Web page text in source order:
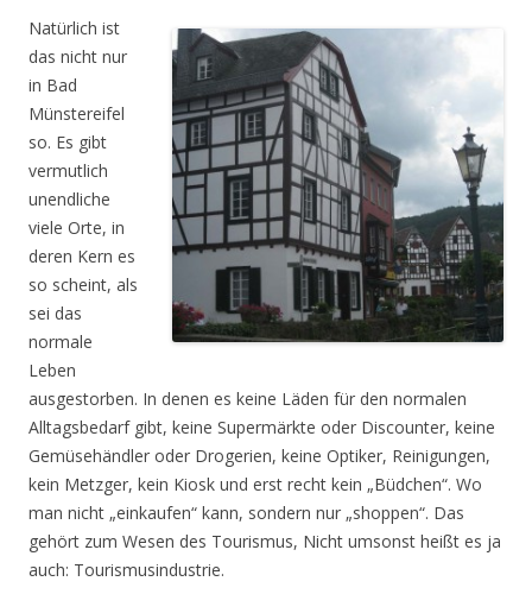
Natürlich ist
das nicht nur
in Bad
Münstereifel
so. Es gibt
vermutlich
unendliche
viele Orte, in
deren Kern es
so scheint, als
sei das
normale
Leben
ausgestorben. In denen es keine Läden für den normalen
Alltagsbedarf gibt, keine Supermärkte oder Discounter, keine
Gemüsehändler oder Drogerien, keine Optiker, Reinigungen,
kein Metzger, kein Kiosk und erst recht kein „Büdchen“. Wo
man nicht „einkaufen“ kann, sondern nur „shoppen“. Das
gehört zum Wesen des Tourismus, Nicht umsonst heißt es ja
auch: Tourismusindustrie.